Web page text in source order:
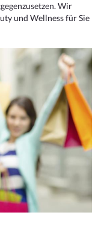
Wir
und Wellness für Sie